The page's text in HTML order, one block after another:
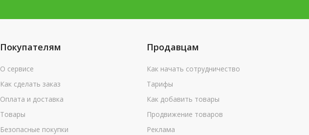
Покупателям
О сервисе
Как сделать заказ
Оплата и доставка
Товары
Безопасные покупки
Продавцам
Как начать сотрудничество
Тарифы
Как добавить товары
Продвижение товаров
Реклама